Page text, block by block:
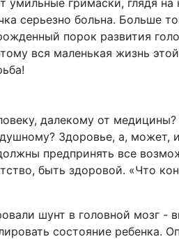
умильные гримаски, глядя на
серьезно больна. Больше
порок развития
вся маленькая жизнь
далекому от
Здоровье, а, может,
предпринять все
быть здоровой. «Что
шунт в головной мозг -
состояние ребенка.